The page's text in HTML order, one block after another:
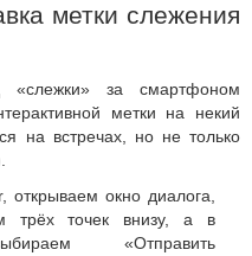
метки слежения
«слежки» за смартфоном
метки на некий
на встречах, но не только
открываем окно диалога,
трёх точек внизу, а в
«Отправить